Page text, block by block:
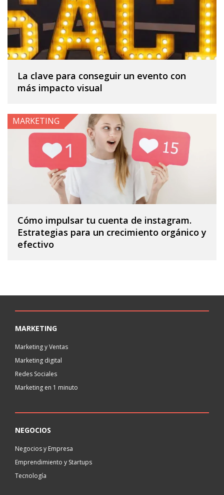
La clave para conseguir un evento con
más impacto visual
Cómo impulsar tu cuenta de instagram.
Estrategias para un crecimiento orgánico y
efectivo
MARKETING
MARKETING
Marketing y Ventas
Marketing digital
Redes Sociales
Marketing en 1 minuto
NEGOCIOS
Negocios y Empresa
Emprendimiento y Startups
Tecnología